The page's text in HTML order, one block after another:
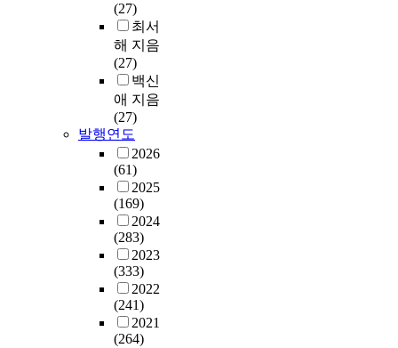
(27)
최서
해 지음
(27)
백신
애 지음
(27)
발행연도
2026
(61)
2025
(169)
2024
(283)
2023
(333)
2022
(241)
2021
(264)